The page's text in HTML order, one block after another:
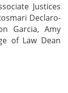
Justices
Declaro-
Garcia, Amy
of Law Dean